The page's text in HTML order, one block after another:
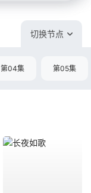
切换节点
第04集 第05集